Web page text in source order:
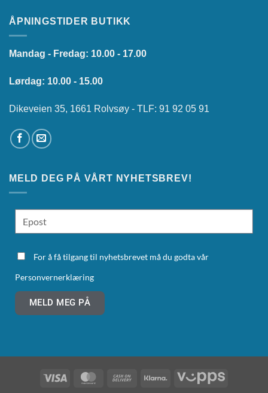
ÅPNINGSTIDER BUTIKK
Mandag - Fredag: 10.00 - 17.00
Lørdag: 10.00 - 15.00
Dikeveien 35, 1661 Rolvsøy - TLF: 91 92 05 91
MELD DEG PÅ VÅRT NYHETSBREV!
For å få tilgang til nyhetsbrevet må du godta vår
Personvernerklæring
MELD MEG PÅ